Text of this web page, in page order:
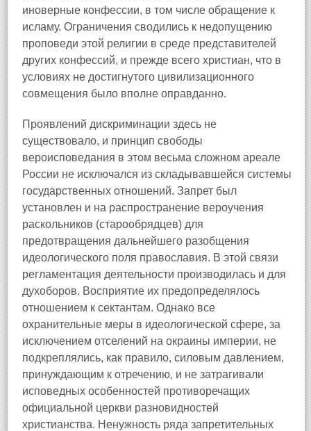
иноверные конфессии, в том числе обращение к
исламу. Ограничения сводились к недопущению
проповеди этой религии в среде представителей
других конфессий, и прежде всего христиан, что в
условиях не достигнутого цивилизационного
совмещения было вполне оправданно.
Проявлений дискриминации здесь не
существовало, и принцип свободы
вероисповедания в этом весьма сложном ареале
России не исключался из складывавшейся системы
государственных отношений. Запрет был
установлен и на распространение вероучения
раскольников (старообрядцев) для
предотвращения дальнейшего разобщения
идеологического поля православия. В этой связи
регламентация деятельности производилась и для
духоборов. Восприятие их предопределялось
отношением к сектантам. Однако все
охранительные меры в идеологической сфере, за
исключением отселений на окраины империи, не
подкреплялись, как правило, силовым давлением,
принуждающим к отречению, и не затрагивали
исповедных особенностей противоречащих
официальной церкви разновидностей
христианства. Ненужность ряда запретительных